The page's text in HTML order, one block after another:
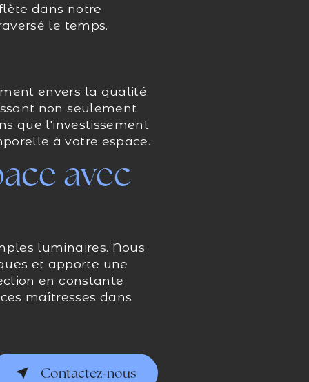
dans notre
le temps.
envers la qualité.
non seulement
que l'investissement
à votre espace.
avec
luminaires. Nous
et apporte une
en constante
maîtresses dans
Contactez-nous